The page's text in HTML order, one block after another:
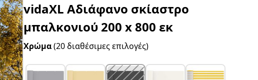
vidaXL Αδιάφανο σκίαστρο
μπαλκονιού 200 x 800 εκ
Χρώμα(20 διαθέσιμες επιλογές)